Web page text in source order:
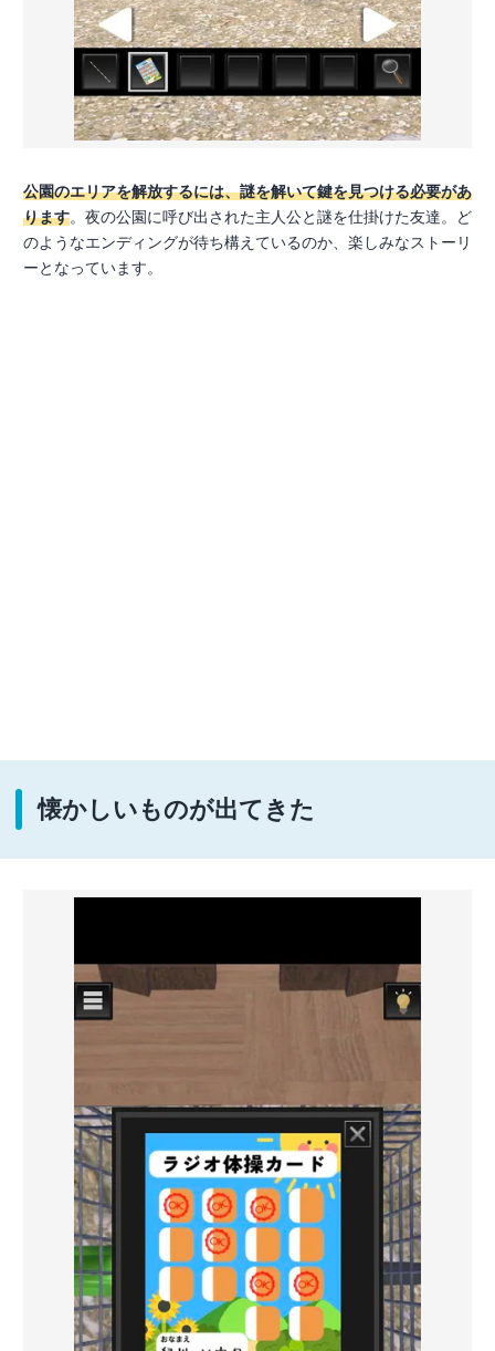
公園のエリアを解放するには、謎を解いて鍵を見つける必要があ
ります。夜の公園に呼び出された主人公と謎を仕掛けた友達。ど
のようなエンディングが待ち構えているのか、楽しみなストーリ
ーとなっています。
懐かしいものが出てきた